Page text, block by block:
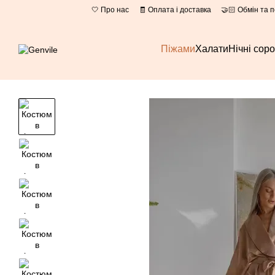
Перейти до основного контенту
🤍 Про нас 🧾 Оплата і доставка 🤝🏻 Обмін та
ПіжамиХалатиНічні